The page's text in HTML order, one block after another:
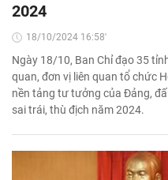
2024
18/10/2024 16:58'
Ngày 18/10, Ban Chỉ đạo 35
quan, đơn vị liên quan tổ chức
nền tảng tư tưởng của Đảng,
sai trái, thù địch năm 2024.